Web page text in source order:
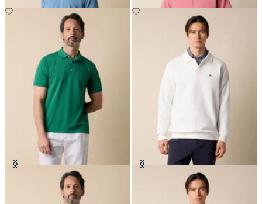
Polo in Maglia di Cotone Makò Felpa Polo in Cotone